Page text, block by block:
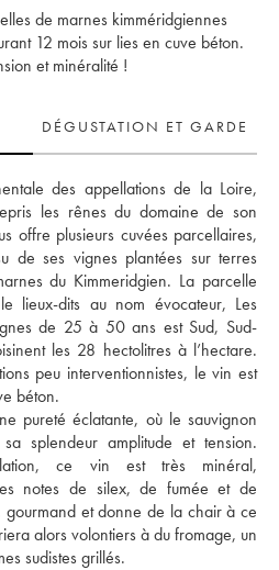
de marnes kimméridgiennes
12 mois sur lies en cuve béton.
et minéralité !
DÉGUSTATION ET GARDE
des appellations de la Loire,
les rênes du domaine de son
offre plusieurs cuvées parcellaires,
de ses vignes plantées sur terres
du Kimmeridgien. La parcelle
lieux-dits au nom évocateur, Les
de 25 à 50 ans est Sud, Sud-
les 28 hectolitres à l’hectare.
peu interventionnistes, le vin est
béton.
pureté éclatante, où le sauvignon
splendeur amplitude et tension.
ce vin est très minéral,
notes de silex, de fumée et de
gourmand et donne de la chair à ce
alors volontiers à du fromage, un
sudistes grillés.